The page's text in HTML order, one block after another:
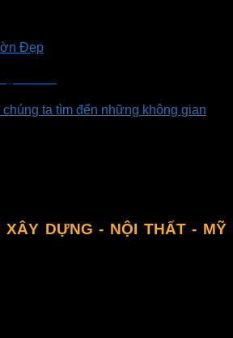
ta tìm đến những không gian
XÂY DỰNG - NỘI THẤT - MỸ